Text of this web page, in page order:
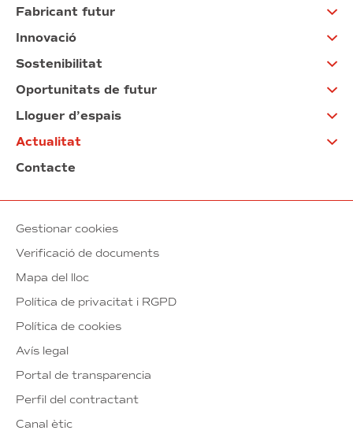
Fabricant futur
Innovació
Sostenibilitat
Oportunitats de futur
Lloguer d’espais
Actualitat
Contacte
Gestionar cookies
Verificació de documents
Mapa del lloc
Política de privacitat i RGPD
Política de cookies
Avís legal
Portal de transparencia
Perfil del contractant
Canal ètic